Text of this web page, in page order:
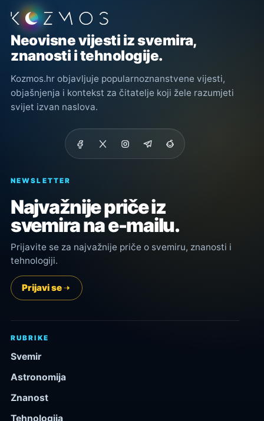
Podnožje stranice
Neovisne vijesti iz svemira,
znanosti i tehnologije.
Kozmos.hr objavljuje popularnoznanstvene vijesti,
objašnjenja i kontekst za čitatelje koji žele razumjeti
svijet izvan naslova.
NEWSLETTER
Najvažnije priče iz
svemira na e-mailu.
Prijavite se za najvažnije priče o svemiru, znanosti i
tehnologiji.
Prijavi se
RUBRIKE
Svemir
Astronomija
Znanost
Tehnologija